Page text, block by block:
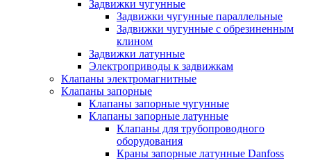
Задвижки чугунные
Задвижки чугунные параллельные
Задвижки чугунные с обрезиненным
клином
Задвижки латунные
Электроприводы к задвижкам
Клапаны электромагнитные
Клапаны запорные
Клапаны запорные чугунные
Клапаны запорные латунные
Клапаны для трубопроводного
оборудования
Краны запорные латунные Danfoss